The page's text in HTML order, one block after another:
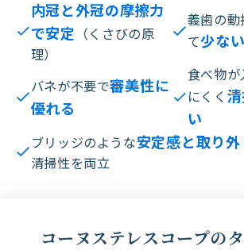
内冠と外冠の摩擦力
で安定 （くさびの原
理）
義歯の動
て少ない
バネが不要で審美性に
優れる
食べ物が
にくく
い
ブリッジのような安定感と取り
清掃性を両立
コーヌステレスコープの